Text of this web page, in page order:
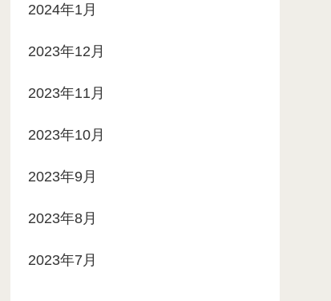
2024年1月
2023年12月
2023年11月
2023年10月
2023年9月
2023年8月
2023年7月